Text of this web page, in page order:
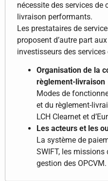
nécessite des services de
livraison performants.
Les prestataires de
proposent d’autre part
investisseurs des
Organisation de la
règlement-livraison
Modes de
et du règlement-
LCH Clearnet et
Les acteurs et les
La système de
SWIFT, les
gestion des OPCVM.